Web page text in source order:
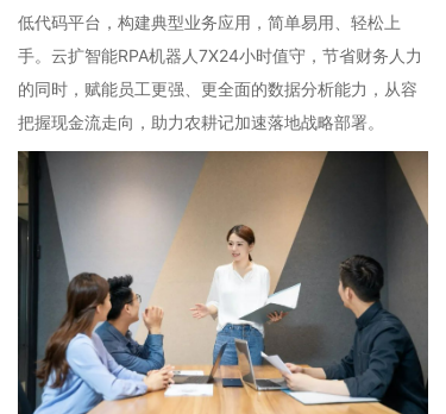
低代码平台，构建典型业务应用，简单易用、轻松上
手。云扩智能RPA机器人7X24小时值守，节省财务人力
的同时，赋能员工更强、更全面的数据分析能力，从容
把握现金流走向，助力农耕记加速落地战略部署。